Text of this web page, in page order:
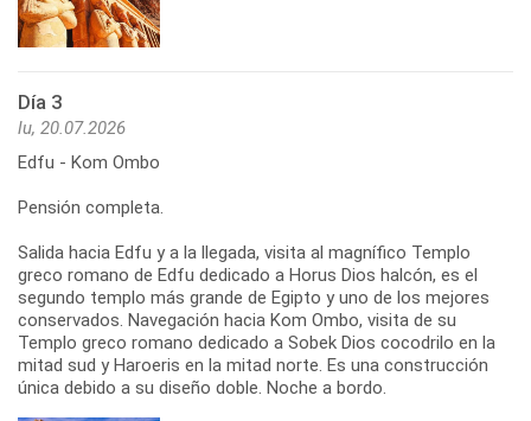
Día 3
lu, 20.07.2026
Edfu - Kom Ombo
Pensión completa.
Salida hacia Edfu y a la llegada, visita al magnífico Templo
greco romano de Edfu dedicado a Horus Dios halcón, es el
segundo templo más grande de Egipto y uno de los mejores
conservados. Navegación hacia Kom Ombo, visita de su
Templo greco romano dedicado a Sobek Dios cocodrilo en la
mitad sud y Haroeris en la mitad norte. Es una construcción
única debido a su diseño doble. Noche a bordo.